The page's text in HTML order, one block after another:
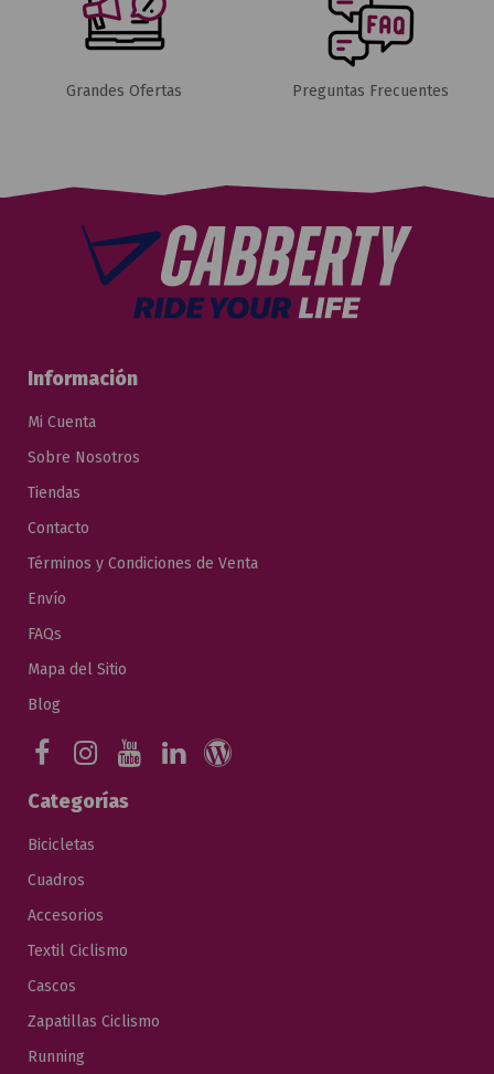
Grandes Ofertas Preguntas Frecuentes
Información
Mi Cuenta
Sobre Nosotros
Tiendas
Contacto
Términos y Condiciones de Venta
Envío
FAQs
Mapa del Sitio
Blog
Categorías
Bicicletas
Cuadros
Accesorios
Textil Ciclismo
Cascos
Zapatillas Ciclismo
Running